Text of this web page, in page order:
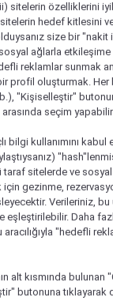
sitelerin özelliklerini
hedef kitlesini
size bir
ağlarla
reklamlar sunmak
profil oluşturmak. Her
"Kişiselleştir"
arasında seçim
bilgi kullanımını kabul
taraf sitelerde ve
gezinme,
Verileriniz, bu
eşleştirilebilir. Daha
"hedefli
alt kısmında bulunan
butonuna tıklayarak